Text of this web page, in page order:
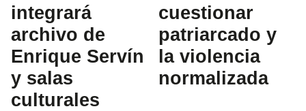
integrará
archivo de
Enrique Servín
y salas
culturales
cuestionar
patriarcado y
la violencia
normalizada